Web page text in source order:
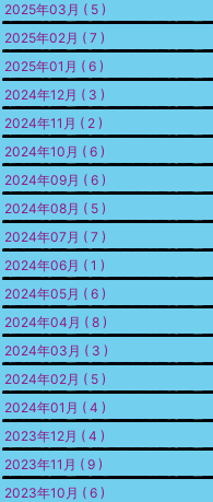
2025年03月 ( 5 )
2025年02月 ( 7 )
2025年01月 ( 6 )
2024年12月 ( 3 )
2024年11月 ( 2 )
2024年10月 ( 6 )
2024年09月 ( 6 )
2024年08月 ( 5 )
2024年07月 ( 7 )
2024年06月 ( 1 )
2024年05月 ( 6 )
2024年04月 ( 8 )
2024年03月 ( 3 )
2024年02月 ( 5 )
2024年01月 ( 4 )
2023年12月 ( 4 )
2023年11月 ( 9 )
2023年10月 ( 6 )